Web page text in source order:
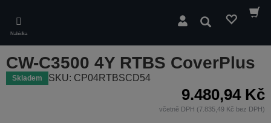
main
content
Nabídka
Hledat
CW-C3500 4Y RTBS CoverPlus
Skladem SKU: CP04RTBSCD54
9.480,94 Kč
včetně DPH (7.835,49 Kč bez DPH)